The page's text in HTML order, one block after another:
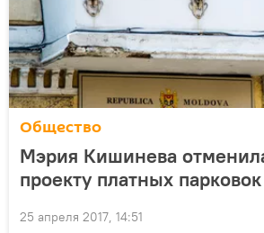
Общество
Мэрия Кишинева
проекту платных парковок
25 апреля 2017, 14:51